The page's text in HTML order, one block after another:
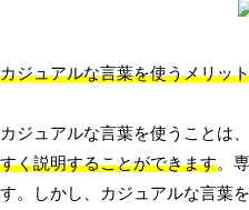
カジュアルな言葉を使うメリット
カジュアルな言葉を使うことは
すく説明することができます。
す。しかし、カジュアルな言葉